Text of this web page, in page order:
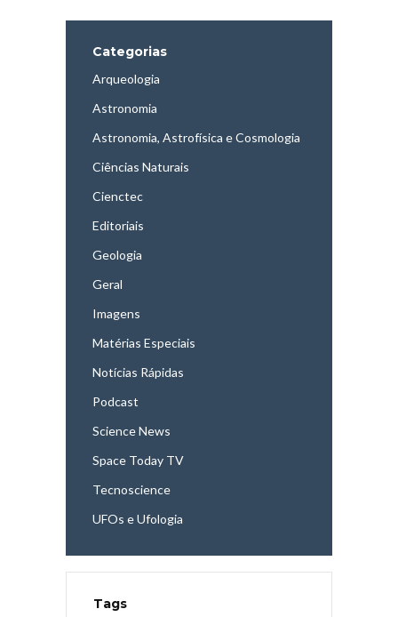
Categorias
Arqueologia
Astronomia
Astronomia, Astrofísica e Cosmologia
Ciências Naturais
Cienctec
Editoriais
Geologia
Geral
Imagens
Matérias Especiais
Notícias Rápidas
Podcast
Science News
Space Today TV
Tecnoscience
UFOs e Ufologia
Tags